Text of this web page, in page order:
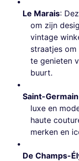
Le Marais:
om zijn
vintage
straatjes
te genieten
buurt.
Saint-
luxe en
haute
merken en
De Champs-